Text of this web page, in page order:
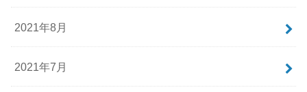
2021年8月
2021年7月